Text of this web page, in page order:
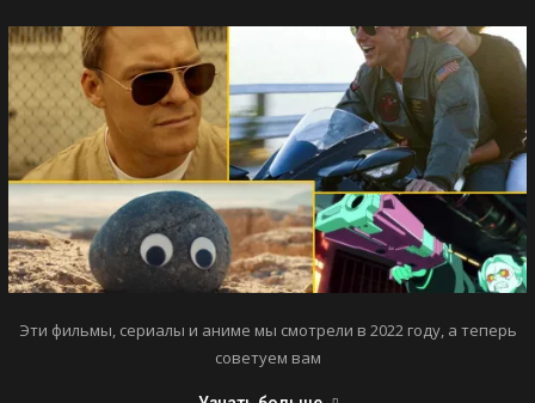
Эти фильмы, сериалы и аниме мы смотрели в 2022 году, а теперь
советуем вам